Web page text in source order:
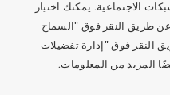
الاجتماعية. يمكنك اختيار
عن طريق النقر فوق "السماح
النقر فوق "إدارة تفضيلات
المزيد من المعلومات.